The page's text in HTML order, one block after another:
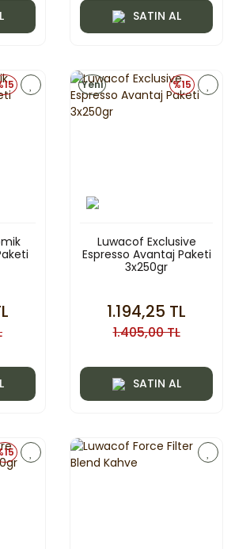
SATIN AL
%15
Yeni
Luwacof Exclusive
Espresso Avantaj Paketi
3x250gr
1.194,25 TL
1.405,00 TL
SATIN AL